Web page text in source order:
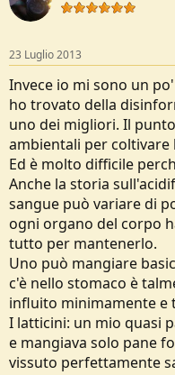
D
s
c
u
s
s
i
o
n
i
i
o
23 Luglio 2013
Invece io mi sono un
ho trovato della
uno dei migliori. Il
ambientali per
Ed è molto difficile
Anche la storia
sangue può variare di
ogni organo del corpo
tutto per mantenerlo.
Uno può mangiare
c'è nello stomaco è
influito minimamente e
I latticini: un mio quasi
e mangiava solo pane
vissuto perfettamente